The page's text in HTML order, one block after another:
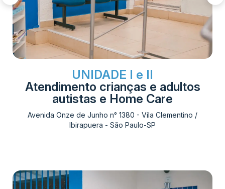
UNIDADE I e II
Atendimento crianças e adultos
autistas e Home Care
Avenida Onze de Junho n° 1380 - Vila Clementino /
Ibirapuera - São Paulo-SP